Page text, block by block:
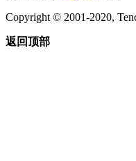
Copyright © 2001-2020,
返回顶部